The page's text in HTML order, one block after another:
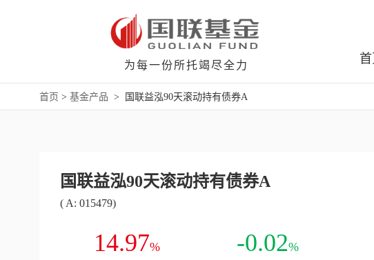
为每一份所托竭尽全力 首
首页 > 基金产品 > 国联益泓90天滚动持有债券A
国联益泓90天滚动持有债券A
( A: 015479)
14.97% -0.02%